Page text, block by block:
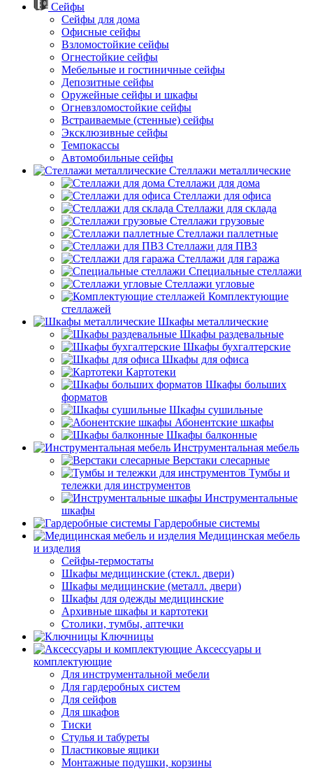
Сейфы
Сейфы для дома
Офисные сейфы
Взломостойкие сейфы
Огнестойкие сейфы
Мебельные и гостиничные сейфы
Депозитные сейфы
Оружейные сейфы и шкафы
Огневзломостойкие сейфы
Встраиваемые (стенные) сейфы
Эксклюзивные сейфы
Темпокассы
Автомобильные сейфы
Стеллажи металлические
Стеллажи для дома
Стеллажи для офиса
Стеллажи для склада
Стеллажи грузовые
Стеллажи паллетные
Стеллажи для ПВЗ
Стеллажи для гаража
Специальные стеллажи
Стеллажи угловые
Комплектующие
стеллажей
Шкафы металлические
Шкафы раздевальные
Шкафы бухгалтерские
Шкафы для офиса
Картотеки
Шкафы больших
форматов
Шкафы сушильные
Абонентские шкафы
Шкафы балконные
Инструментальная мебель
Верстаки слесарные
Тумбы и
тележки для инструментов
Инструментальные
шкафы
Гардеробные системы
Медицинская мебель
и изделия
Сейфы-термостаты
Шкафы медицинские (стекл. двери)
Шкафы медицинские (металл. двери)
Шкафы для одежды медицинские
Архивные шкафы и картотеки
Столики, тумбы, аптечки
Ключницы
Аксессуары и
комплектующие
Для инструментальной мебели
Для гардеробных систем
Для сейфов
Для шкафов
Тиски
Стулья и табуреты
Пластиковые ящики
Монтажные подушки, корзины